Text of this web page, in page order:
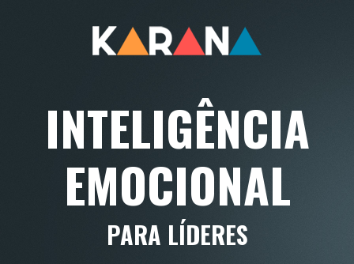
INTELIGÊNCIA
EMOCIONAL
PARA LÍDERES